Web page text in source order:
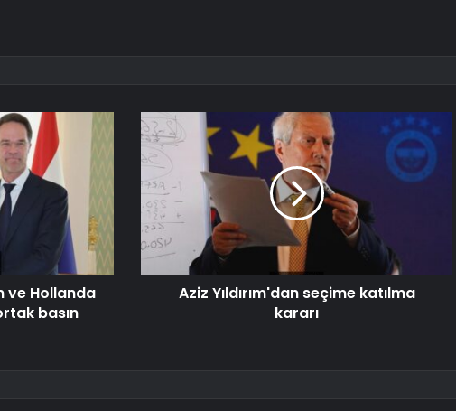
ve Hollanda
basın
Aziz Yıldırım'dan seçime katılma
kararı